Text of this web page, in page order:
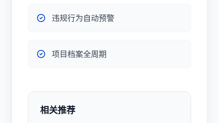
违规行为自动预警
项目档案全周期
相关推荐